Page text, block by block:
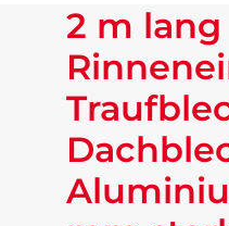
2 m lang